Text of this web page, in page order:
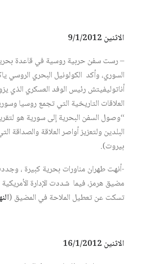
الاثنين 9/1/2012
– رست سفن حربية روسية في قاعدة
السوري، وأكد الكولونيل البحري الروسي
أناتوليفيتش رئيس الوفد العسكري الذي
العلاقات التاريخية التي تجمع روسيا
“وصول السفن البحرية إلى سورية هو
البلدين ولتعزيز أواصر العلاقة والصداقة
بيروت).
-أنهت طهران مناورات بحرية كبيرة ،
مضيق هرمز، فيما شددت الإدارة
تسكت عن تعطيل الملاحة في المضيق (
الاثنين 16/1/2012